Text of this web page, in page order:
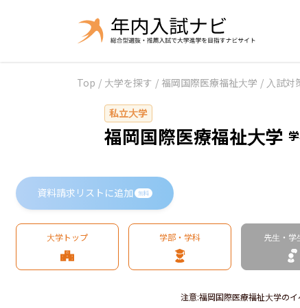
Top / 大学を探す / 福岡国際医療福祉大学 / 入試対
私立大学
福岡国際医療福祉大学
資料請求リストに追加 無料
大学トップ 学部・学科 先生・学
注意:福岡国際医療福祉大学の